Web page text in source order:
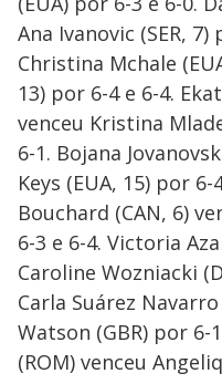
Ana Ivanovic (SER, 7)
Christina Mchale
13) por 6-4 e 6-4.
venceu Kristina
6-1. Bojana
Keys (EUA, 15) por 6-
Bouchard (CAN, 6)
6-3 e 6-4. Victoria
Caroline Wozniacki
Carla Suárez
Watson (GBR) por 6-
(ROM) venceu